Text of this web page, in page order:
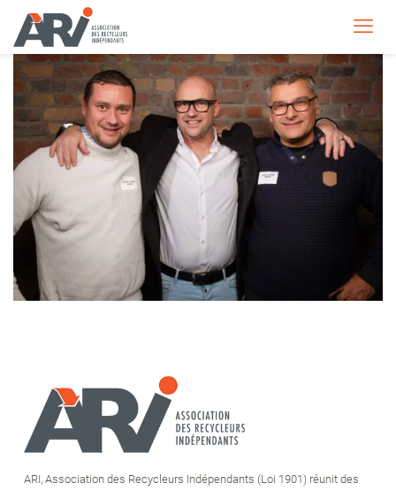
ARI, Association des Recycleurs Indépendants (Loi 1901) réunit des